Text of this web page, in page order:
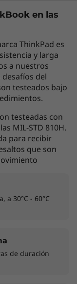
Edition es
Intel®
50 TOPS y
de la
kg, es
de 14" más
fibra de
combina
con un
para
en las
ThinkPad es
y larga
a nuestros
del
testeados bajo
testeadas con
MIL-STD 810H.
para recibir
que son
a 30°C - 60°C
de duración